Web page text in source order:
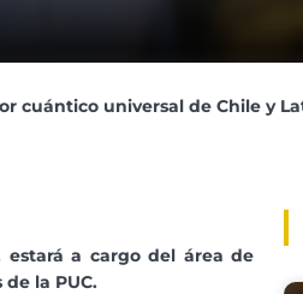
cuántico universal de Chile y
estará a cargo del área de
la PUC.